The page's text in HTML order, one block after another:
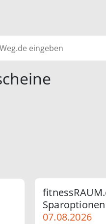
07.08.2026